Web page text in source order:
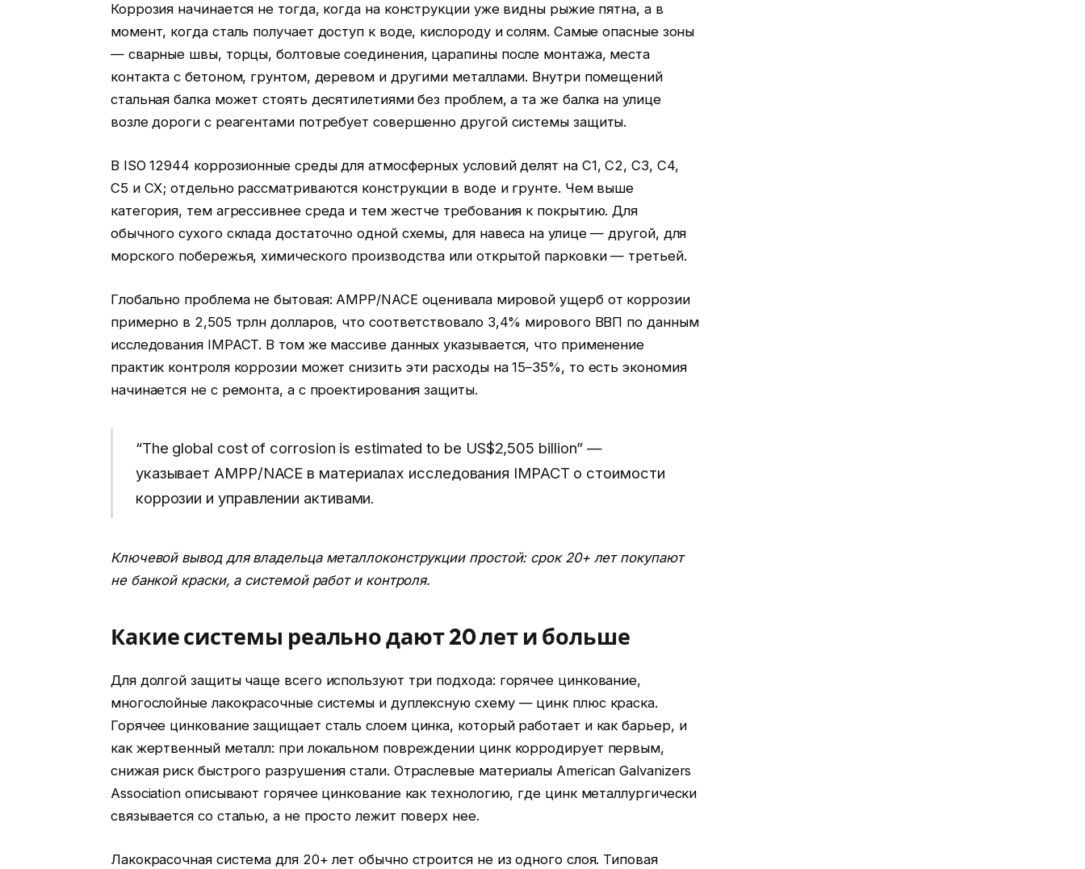
Коррозия начинается не тогда, когда на конструкции уже видны рыжие пятна, а в
момент, когда сталь получает доступ к воде, кислороду и солям. Самые опасные зоны
— сварные швы, торцы, болтовые соединения, царапины после монтажа, места
контакта с бетоном, грунтом, деревом и другими металлами. Внутри помещений
стальная балка может стоять десятилетиями без проблем, а та же балка на улице
возле дороги с реагентами потребует совершенно другой системы защиты.
В ISO 12944 коррозионные среды для атмосферных условий делят на C1, C2, C3, C4,
C5 и CX; отдельно рассматриваются конструкции в воде и грунте. Чем выше
категория, тем агрессивнее среда и тем жестче требования к покрытию. Для
обычного сухого склада достаточно одной схемы, для навеса на улице — другой, для
морского побережья, химического производства или открытой парковки — третьей.
Глобально проблема не бытовая: AMPP/NACE оценивала мировой ущерб от коррозии
примерно в 2,505 трлн долларов, что соответствовало 3,4% мирового ВВП по данным
исследования IMPACT. В том же массиве данных указывается, что применение
практик контроля коррозии может снизить эти расходы на 15–35%, то есть экономия
начинается не с ремонта, а с проектирования защиты.
“The global cost of corrosion is estimated to be US$2,505 billion” —
указывает AMPP/NACE в материалах исследования IMPACT о стоимости
коррозии и управлении активами.
Ключевой вывод для владельца металлоконструкции простой: срок 20+ лет покупают
не банкой краски, а системой работ и контроля.
Какие системы реально дают 20 лет и больше
Для долгой защиты чаще всего используют три подхода: горячее цинкование,
многослойные лакокрасочные системы и дуплексную схему — цинк плюс краска.
Горячее цинкование защищает сталь слоем цинка, который работает и как барьер, и
как жертвенный металл: при локальном повреждении цинк корродирует первым,
снижая риск быстрого разрушения стали. Отраслевые материалы American Galvanizers
Association описывают горячее цинкование как технологию, где цинк металлургически
связывается со сталью, а не просто лежит поверх нее.
Лакокрасочная система для 20+ лет обычно строится не из одного слоя. Типовая